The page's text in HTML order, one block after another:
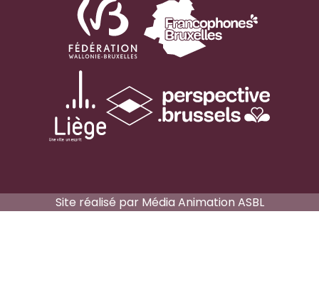
Site réalisé par Média Animation ASBL